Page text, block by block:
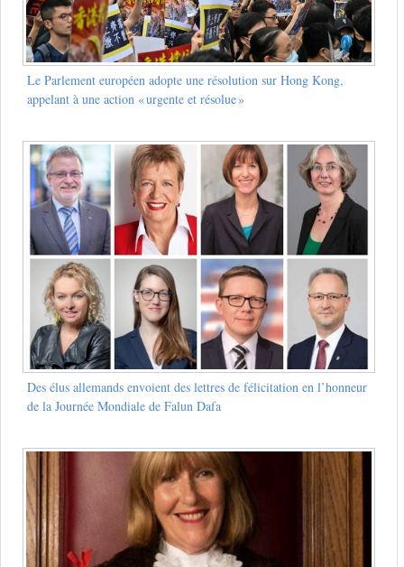
Le Parlement européen adopte une résolution sur Hong Kong,
appelant à une action « urgente et résolue »
Des élus allemands envoient des lettres de félicitation en l’honneur
de la Journée Mondiale de Falun Dafa